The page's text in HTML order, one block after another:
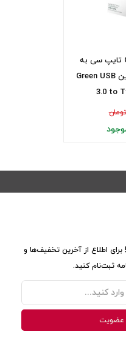
تبدیل OTG تایپ سی به
USB 3.0 گرین Green USB
3.0 to
اطلاع از آخرین تخفیف‌ها و
ثبت‌نام کنید.